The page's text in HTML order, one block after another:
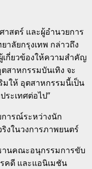
สตร์ และผู้อำนวยการ
ลัยกรุงเทพ กล่าวถึง
กี่ยวข้องให้ความสำคัญ
สาหกรรมบันเทิง จะ
มให้ อุตสาหกรรมนี้เป็น
ะเทศต่อไป”
การณ์ระหว่างนัก
งในวงการภาพยนตร์
านคณะอนุกรรมการขับ
คดี และแอนิเมชัน